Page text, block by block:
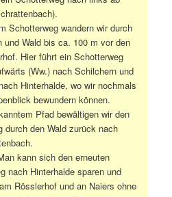
Schotterweg wandern wir durch
und Wald bis ca. 100 m vor den
Hier führt ein Schotterweg
(Ww.) nach Schilchern und
Hinterhalde, wo wir nochmals
bewundern können.
Pfad bewältigen wir den
durch den Wald zurück nach
kann sich den erneuten
nach Hinterhalde sparen und
Rösslerhof und an Naiers ohne